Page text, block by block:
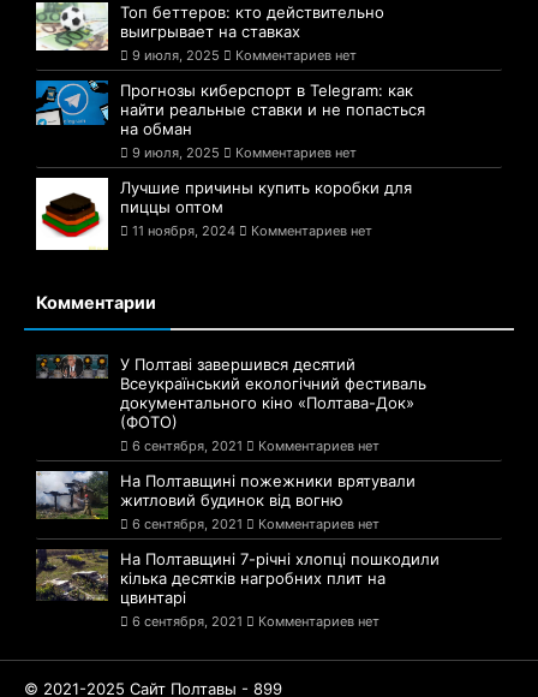
Топ беттеров: кто действительно
выигрывает на ставках
9 июля, 2025 Комментариев нет
Прогнозы киберспорт в Telegram: как
найти реальные ставки и не попасться
на обман
9 июля, 2025 Комментариев нет
Лучшие причины купить коробки для
пиццы оптом
11 ноября, 2024 Комментариев нет
Комментарии
У Полтаві завершився десятий
Всеукраїнський екологічний фестиваль
документального кіно «Полтава-Док»
(ФОТО)
6 сентября, 2021 Комментариев нет
На Полтавщині пожежники врятували
житловий будинок від вогню
6 сентября, 2021 Комментариев нет
На Полтавщині 7-річні хлопці пошкодили
кілька десятків нагробних плит на
цвинтарі
6 сентября, 2021 Комментариев нет
© 2021-2025 Сайт Полтавы - 899